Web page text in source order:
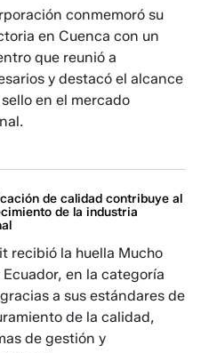
conmemoró su
en Cuenca con un
que reunió a
y destacó el alcance
en el mercado
de calidad contribuye al
de la industria
recibió la huella Mucho
Ecuador, en la categoría
a sus estándares de
de la calidad,
de gestión y